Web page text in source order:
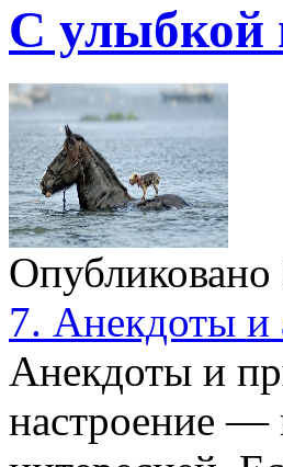
С улыбкой
7. Анекдоты
Анекдоты и
настроение —